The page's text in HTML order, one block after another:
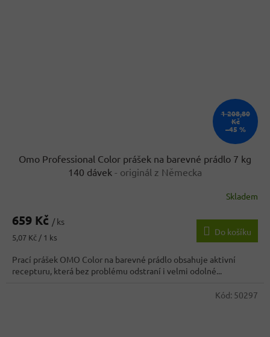
1 208,80
Kč
–45 %
Omo Professional Color prášek na barevné prádlo 7 kg
140 dávek - originál z Německa
produktu
3,5
z
5
hvězdiček.
Skladem
659 Kč / ks
Měrná
5,07 Kč / 1 ks
Do košíku
Prací prášek OMO Color na barevné prádlo obsahuje aktivní
recepturu, která bez problému odstraní i velmi odolné...
Kód: 50297